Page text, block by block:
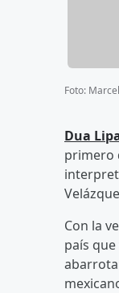
Foto:
Dua
primero
Con la
país